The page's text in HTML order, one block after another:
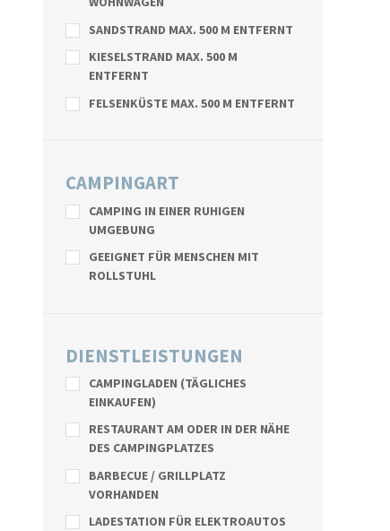
SANDSTRAND MAX. 500 M ENTFERNT
KIESELSTRAND MAX. 500 M
ENTFERNT
FELSENKÜSTE MAX. 500 M ENTFERNT
CAMPINGART
CAMPING IN EINER RUHIGEN
UMGEBUNG
GEEIGNET FÜR MENSCHEN MIT
ROLLSTUHL
DIENSTLEISTUNGEN
CAMPINGLADEN (TÄGLICHES
EINKAUFEN)
RESTAURANT AM ODER IN DER NÄHE
DES CAMPINGPLATZES
BARBECUE / GRILLPLATZ
VORHANDEN
LADESTATION FÜR ELEKTROAUTOS